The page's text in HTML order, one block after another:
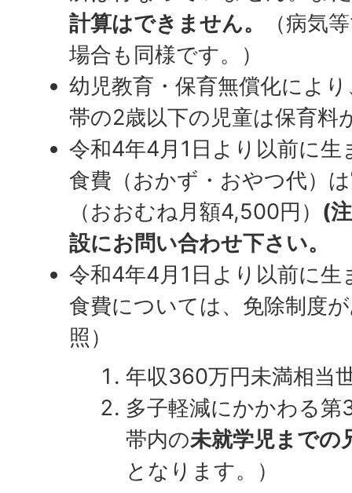
計算はできません。
（病気
場合も同様です。）
幼児教育・保育無償化によ
帯の2歳以下の児童は保育料
令和4年4月1日より以前に
食費（おかず・おやつ代）
（おおむね月額4,500円） (
設にお問い合わせ下さい。
令和4年4月1日より以前に
食費については、免除制度
照）
年収360万円未満相当
多子軽減にかかわる第
帯内の未就学児までの
となります。）